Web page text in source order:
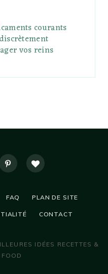
courants
vos reins
FAQ PLAN DE SITE
CONTACT
IDÉES RECETTES &